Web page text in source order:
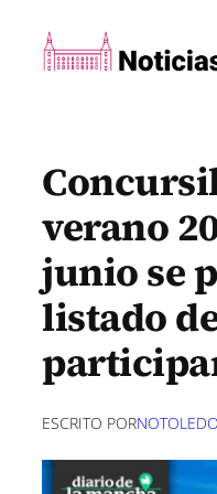
contenido
verano
junio se
listado
ESCRITO PORNOTOLEDO